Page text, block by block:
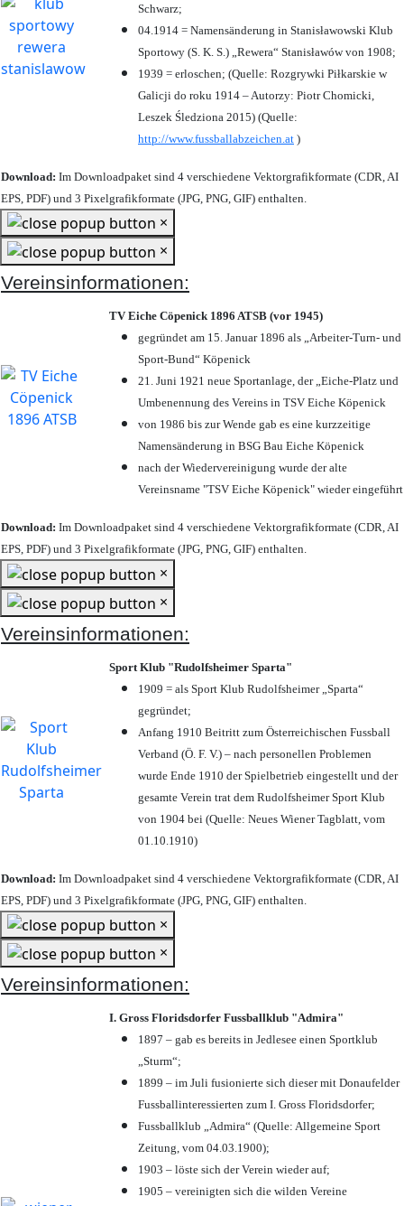
Schwarz;
04.1914 = Namensänderung in Stanisławowski Klub
Sportowy (S. K. S.) „Rewera“ Stanisławów von 1908;
1939 = erloschen; (Quelle: Rozgrywki Piłkarskie w
Galicji do roku 1914 – Autorzy: Piotr Chomicki,
Leszek Śledziona 2015) (Quelle:
http://www.fussballabzeichen.at )
Download: Im Downloadpaket sind 4 verschiedene Vektorgrafikformate (CDR, AI
EPS, PDF) und 3 Pixelgrafikformate (JPG, PNG, GIF) enthalten.
×
×
Vereinsinformationen:
TV Eiche Cöpenick 1896 ATSB (vor 1945)
gegründet am 15. Januar 1896 als „Arbeiter-Turn- und
Sport-Bund“ Köpenick
21. Juni 1921 neue Sportanlage, der „Eiche-Platz und
Umbenennung des Vereins in TSV Eiche Köpenick
von 1986 bis zur Wende gab es eine kurzzeitige
Namensänderung in BSG Bau Eiche Köpenick
nach der Wiedervereinigung wurde der alte
Vereinsname "TSV Eiche Köpenick" wieder eingeführt
Download: Im Downloadpaket sind 4 verschiedene Vektorgrafikformate (CDR, AI
EPS, PDF) und 3 Pixelgrafikformate (JPG, PNG, GIF) enthalten.
×
×
Vereinsinformationen:
Sport Klub "Rudolfsheimer Sparta"
1909 = als Sport Klub Rudolfsheimer „Sparta“
gegründet;
Anfang 1910 Beitritt zum Österreichischen Fussball
Verband (Ö. F. V.) – nach personellen Problemen
wurde Ende 1910 der Spielbetrieb eingestellt und der
gesamte Verein trat dem Rudolfsheimer Sport Klub
von 1904 bei (Quelle: Neues Wiener Tagblatt, vom
01.10.1910)
Download: Im Downloadpaket sind 4 verschiedene Vektorgrafikformate (CDR, AI
EPS, PDF) und 3 Pixelgrafikformate (JPG, PNG, GIF) enthalten.
×
×
Vereinsinformationen:
I. Gross Floridsdorfer Fussballklub "Admira"
1897 – gab es bereits in Jedlesee einen Sportklub
„Sturm“;
1899 – im Juli fusionierte sich dieser mit Donaufelder
Fussballinteressierten zum I. Gross Floridsdorfer;
Fussballklub „Admira“ (Quelle: Allgemeine Sport
Zeitung, vom 04.03.1900);
1903 – löste sich der Verein wieder auf;
1905 – vereinigten sich die wilden Vereine